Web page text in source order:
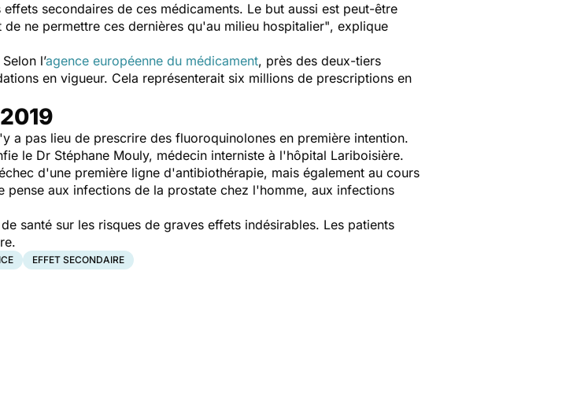
secondaires de ces médicaments. Le but aussi est peut-être
ne permettre ces dernières qu'au milieu hospitalier", explique
l’agence européenne du médicament, près des deux-tiers
en vigueur. Cela représenterait six millions de prescriptions en
a pas lieu de prescrire des fluoroquinolones en première intention.
le Dr Stéphane Mouly, médecin interniste à l'hôpital Lariboisière.
d'une première ligne d'antibiothérapie, mais également au cours
aux infections de la prostate chez l'homme, aux infections
santé sur les risques de graves effets indésirables. Les patients
EFFET SECONDAIRE